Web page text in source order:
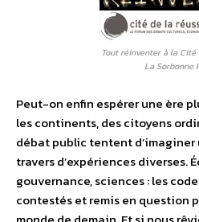
Tout réinventer à la
La Sorbonne
Peut-on enfin espérer une ère
les continents, des citoyens
débat public tentent
travers d’expériences diverses.
gouvernance, sciences : les
contestés et remis en question